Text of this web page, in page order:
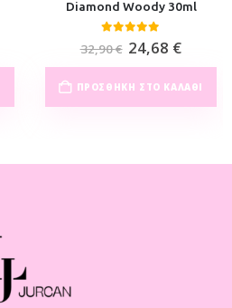
Diamond Woody 30ml
out of 5
32,90€ 24,68 €
ΠΡΟΣΘΉΚΗ ΣΤΟ ΚΑΛΆΘΙ